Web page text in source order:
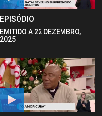
EPISÓDIO
EMITIDO A 22 DEZEMBRO,
2025